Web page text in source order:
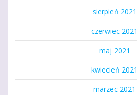
sierpień 2021
czerwiec 2021
maj 2021
kwiecień 2021
marzec 2021